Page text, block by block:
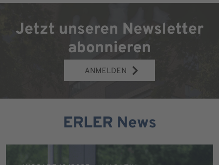
Jetzt unseren Newsletter
abonnieren
ANMELDEN
ERLER News